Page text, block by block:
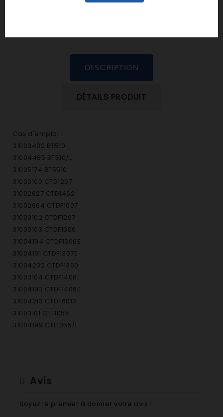
DESCRIPTION
DÉTAILS PRODUIT
Cas d'emploi :
31003402 BT510
31004485 BT510/L
31005174 BT5510
31003100 CTD1207
31002627 CTD1462
31002964 CTDF1007
31003102 CTDF1207
31003103 CTDF1306
31004194 CTDF1306E
31004191 CTDF1307E
31004232 CTDF1360
31003104 CTDF1406
31004193 CTDF1406E
31004213 CTDF6013
31003101 CTF1055
31004199 CTF1055/L
31004781 CTF1106
31003782 CTF1166
Avis
Soyez le premier à donner votre avis !